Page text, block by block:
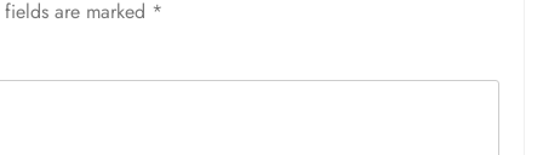
are marked *